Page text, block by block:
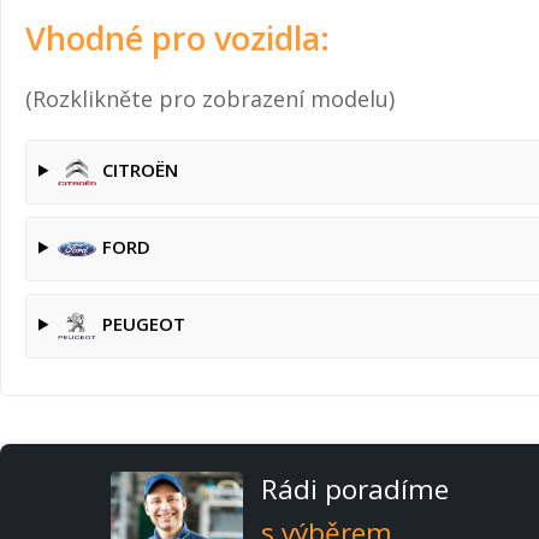
Vhodné pro vozidla:
(Rozklikněte pro zobrazení modelu)
CITROËN
FORD
PEUGEOT
Rádi poradíme